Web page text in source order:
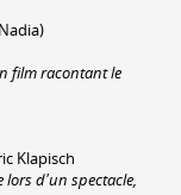
film racontant le
Klapisch
lors d'un spectacle,